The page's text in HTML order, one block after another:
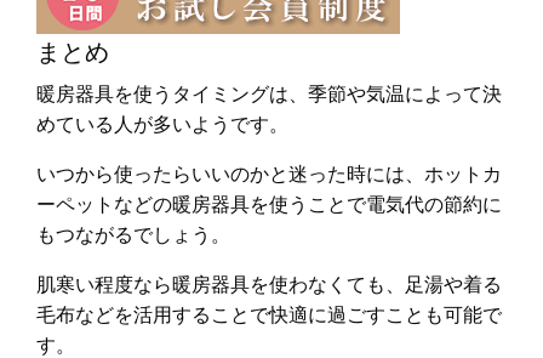
まとめ
暖房器具を使うタイミングは、季節や気温によって決
めている人が多いようです。
いつから使ったらいいのかと迷った時には、ホットカ
ーペットなどの暖房器具を使うことで電気代の節約に
もつながるでしょう。
肌寒い程度なら暖房器具を使わなくても、足湯や着る
毛布などを活用することで快適に過ごすことも可能で
す。